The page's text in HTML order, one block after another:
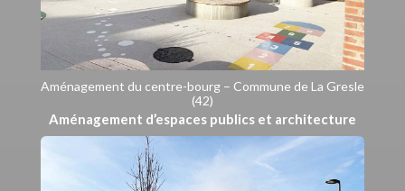
Aménagement du centre-bourg – Commune de La Gresle
(42)
Aménagement d’espaces publics et architecture